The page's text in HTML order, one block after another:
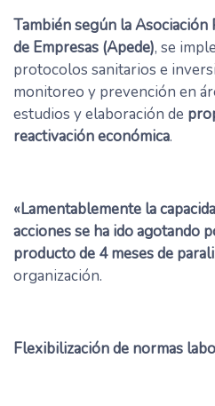
También según la Asociación
de Empresas (Apede), se
protocolos sanitarios e
monitoreo y prevención en
estudios y elaboración de
reactivación económica.
«Lamentablemente la
acciones se ha ido agotando
producto de 4 meses de
organización.
Flexibilización de normas